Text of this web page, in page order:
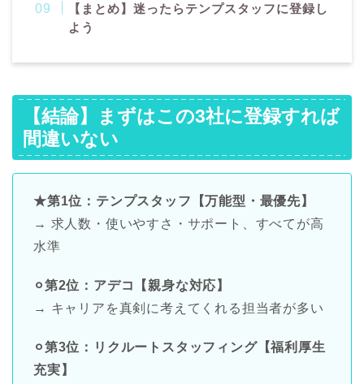
【まとめ】迷ったらテンプスタッフに登録し
よう
【結論】まずはこの3社に登録すれば
間違いない
★第1位：テンプスタッフ【万能型・最優先】
→ 求人数・使いやすさ・サポート、すべてが高
水準
⚪︎第2位：アデコ【親身な対応】
→ キャリアを真剣に考えてくれる担当者が多い
⚪︎第3位：リクルートスタッフィング【福利厚生
充実】